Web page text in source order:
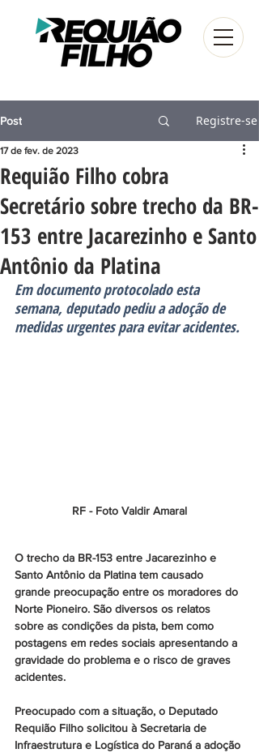
Post Registre-se
Requião Filho cobra
Secretário sobre trecho da BR-
153 entre Jacarezinho e Santo
Antônio da Platina
17 de fev. de 2023
Em documento protocolado esta
semana, deputado pediu a adoção de
medidas urgentes para evitar acidentes.
RF - Foto Valdir Amaral
O trecho da BR-153 entre Jacarezinho e
Santo Antônio da Platina tem causado
grande preocupação entre os moradores do
Norte Pioneiro. São diversos os relatos
sobre as condições da pista, bem como
postagens em redes sociais apresentando a
gravidade do problema e o risco de graves
acidentes.
Preocupado com a situação, o Deputado
Requião Filho solicitou à Secretaria de
Infraestrutura e Logística do Paraná a adoção